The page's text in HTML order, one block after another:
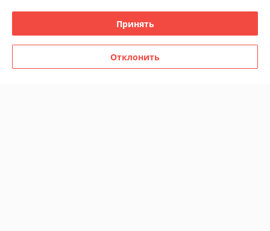
Доставка и оплата
Полная версия сайта
Принять
Отклонить